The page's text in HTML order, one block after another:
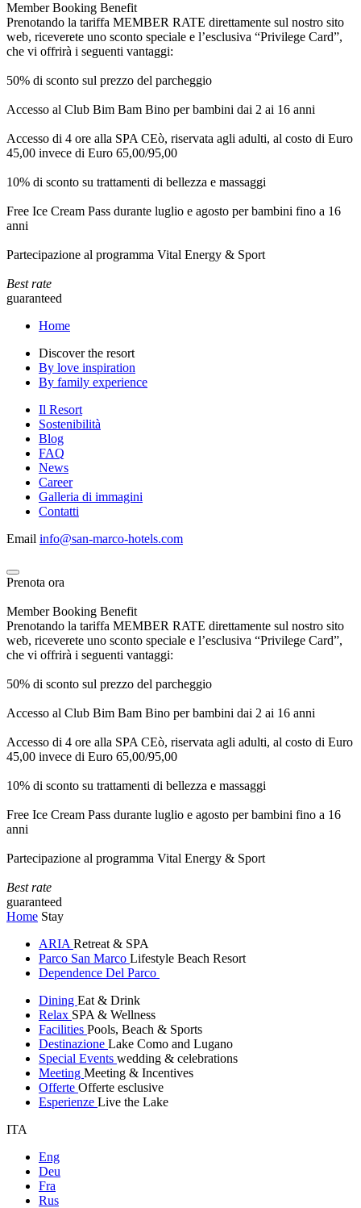
Member Booking Benefit
Prenotando la tariffa MEMBER RATE direttamente sul nostro sito
web, riceverete uno sconto speciale e l’esclusiva “Privilege Card”,
che vi offrirà i seguenti vantaggi:
50% di sconto sul prezzo del parcheggio
Accesso al Club Bim Bam Bino per bambini dai 2 ai 16 anni
Accesso di 4 ore alla SPA CEò, riservata agli adulti, al costo di Euro
45,00 invece di Euro 65,00/95,00
10% di sconto su trattamenti di bellezza e massaggi
Free Ice Cream Pass durante luglio e agosto per bambini fino a 16
anni
Partecipazione al programma Vital Energy & Sport
Best rate
guaranteed
Home
Discover the resort
By love inspiration
By family experience
Il Resort
Sostenibilità
Blog
FAQ
News
Career
Galleria di immagini
Contatti
Email info@san-marco-hotels.com
Prenota ora
Member Booking Benefit
Prenotando la tariffa MEMBER RATE direttamente sul nostro sito
web, riceverete uno sconto speciale e l’esclusiva “Privilege Card”,
che vi offrirà i seguenti vantaggi:
50% di sconto sul prezzo del parcheggio
Accesso al Club Bim Bam Bino per bambini dai 2 ai 16 anni
Accesso di 4 ore alla SPA CEò, riservata agli adulti, al costo di Euro
45,00 invece di Euro 65,00/95,00
10% di sconto su trattamenti di bellezza e massaggi
Free Ice Cream Pass durante luglio e agosto per bambini fino a 16
anni
Partecipazione al programma Vital Energy & Sport
Best rate
guaranteed
Home Stay
ARIA Retreat & SPA
Parco San Marco Lifestyle Beach Resort
Dependence Del Parco
Dining Eat & Drink
Relax SPA & Wellness
Facilities Pools, Beach & Sports
Destinazione Lake Como and Lugano
Special Events wedding & celebrations
Meeting Meeting & Incentives
Offerte Offerte esclusive
Esperienze Live the Lake
ITA
Eng
Deu
Fra
Rus